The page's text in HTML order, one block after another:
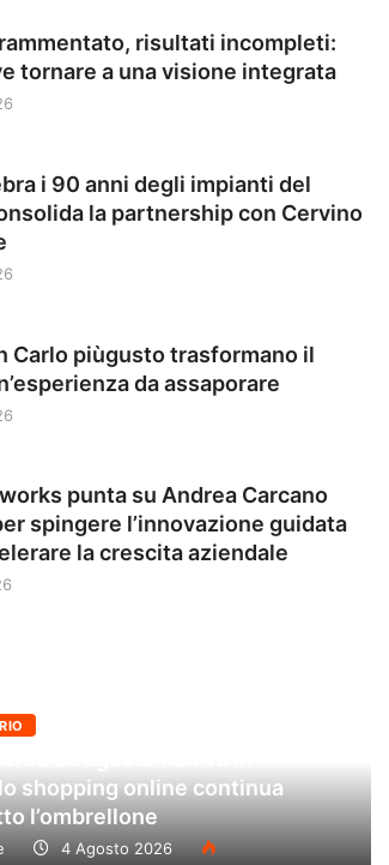
risultati incompleti:
tornare a una visione integrata
i 90 anni degli impianti del
la partnership con Cervino
Carlo piùgusto trasformano il
da assaporare
punta su Andrea Carcano
spingere l’innovazione guidata
la crescita aziendale
shopping online continua
l’ombrellone
4 Agosto 2026